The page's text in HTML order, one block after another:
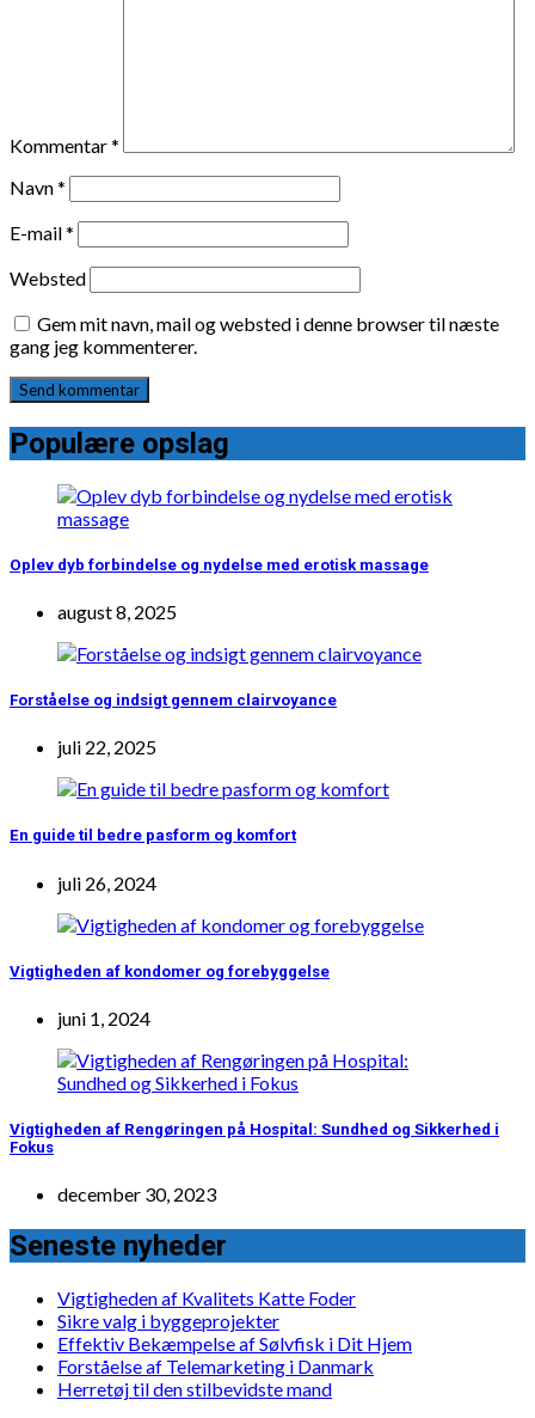
Kommentar*
Navn*
E-mail*
Websted
Gem mit navn, mail og websted i denne browser til næste
gang jeg kommenterer.
Populære opslag
Oplev dyb forbindelse og nydelse med erotisk massage
august 8, 2025
Forståelse og indsigt gennem clairvoyance
juli 22, 2025
En guide til bedre pasform og komfort
juli 26, 2024
Vigtigheden af kondomer og forebyggelse
juni 1, 2024
Vigtigheden af Rengøringen på Hospital: Sundhed og Sikkerhed i
Fokus
december 30, 2023
Seneste nyheder
Vigtigheden af Kvalitets Katte Foder
Sikre valg i byggeprojekter
Effektiv Bekæmpelse af Sølvfisk i Dit Hjem
Forståelse af Telemarketing i Danmark
Herretøj til den stilbevidste mand